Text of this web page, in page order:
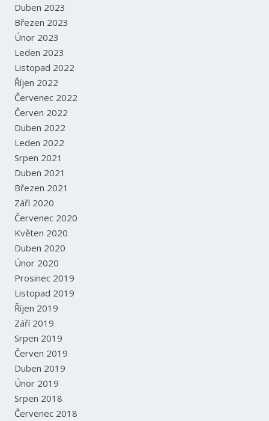
Duben 2023
Březen 2023
Únor 2023
Leden 2023
Listopad 2022
Říjen 2022
Červenec 2022
Červen 2022
Duben 2022
Leden 2022
Srpen 2021
Duben 2021
Březen 2021
Září 2020
Červenec 2020
Květen 2020
Duben 2020
Únor 2020
Prosinec 2019
Listopad 2019
Říjen 2019
Září 2019
Srpen 2019
Červen 2019
Duben 2019
Únor 2019
Srpen 2018
Červenec 2018